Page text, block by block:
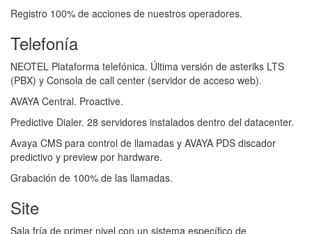
Registro 100% de acciones de nuestros operadores.
Telefonía
NEOTEL Plataforma telefónica. Última versión de asteriks LTS
(PBX) y Consola de call center (servidor de acceso web).
AVAYA Central. Proactive.
Predictive Dialer. 28 servidores instalados dentro del datacenter.
Avaya CMS para control de llamadas y AVAYA PDS discador
predictivo y preview por hardware.
Grabación de 100% de las llamadas.
Site
Sala fría de primer nivel con un sistema especíﬁco de